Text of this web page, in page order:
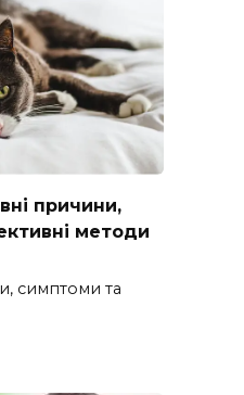
причини,
методи
симптоми та